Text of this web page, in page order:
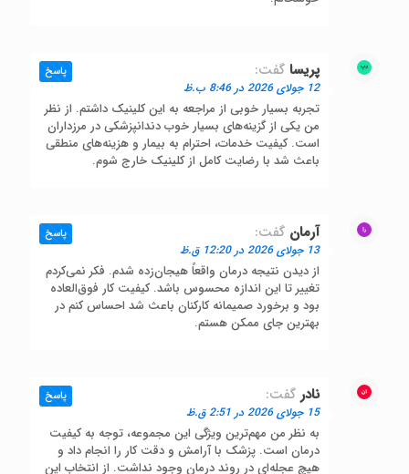
پریسا گفت:
12 جولای 2026 در 8:46 ب.ظ
تجربه بسیار خوبی از مراجعه به این کلینیک داشتم. از نظر
من یکی از گزینه‌های بسیار خوب دندانپزشکی در مرزداران
است. کیفیت خدمات، احترام به بیمار و هزینه‌های منطقی
باعث شد با رضایت کامل از کلینیک خارج شوم.
پاسخ
آرمان گفت:
13 جولای 2026 در 12:20 ق.ظ
از دیدن نتیجه درمان واقعاً هیجان‌زده شدم. فکر نمی‌کردم
تغییر تا این اندازه محسوس باشد. کیفیت کار فوق‌العاده
بود و برخورد صمیمانه کارکنان باعث شد احساس کنم در
بهترین جای ممکن هستم.
پاسخ
نادر گفت:
15 جولای 2026 در 2:51 ق.ظ
به نظر من مهم‌ترین ویژگی این مجموعه، توجه به کیفیت
درمان است. پزشک با آرامش و دقت کار را انجام داد و
هیچ عجله‌ای در روند درمان وجود نداشت. از انتخاب این
پاسخ